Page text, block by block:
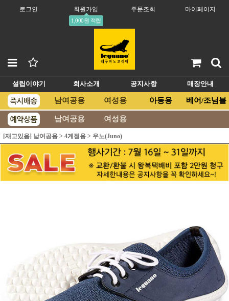
로그인 회원가입
1,000원 적립
주문조회 마이페이지
설립이야기 회사소개 공지사항 매장안내
남여공용 여성용 아동용 베어/조님블
남여공용 여성용
[재고있음] 남여공용 > 4계절용 > 우노(Juno)